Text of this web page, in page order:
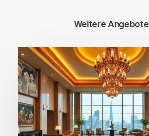
Weitere Angebote